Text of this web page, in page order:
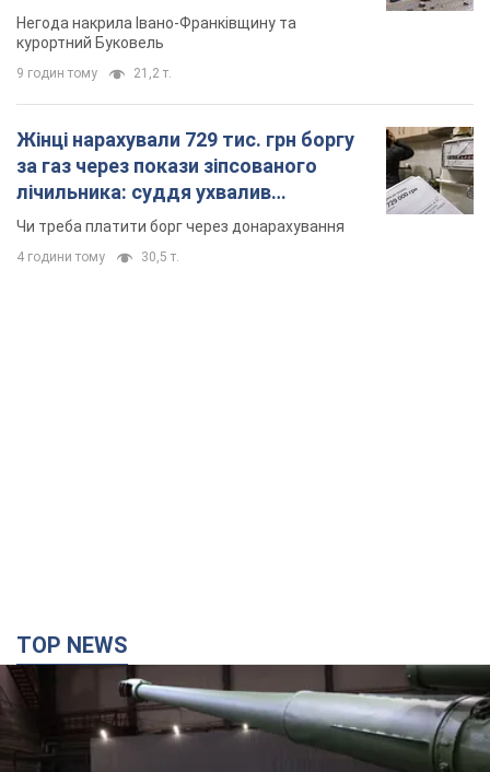
Відео
Негода накрила Івано-Франківщину та
курортний Буковель
9 годин тому 21,2 т.
Жінці нарахували 729 тис. грн боргу
за газ через покази зіпсованого
лічильника: суддя ухвалив
неочікуване рішення
Чи треба платити борг через донарахування
4 години тому 30,5 т.
TOP NEWS